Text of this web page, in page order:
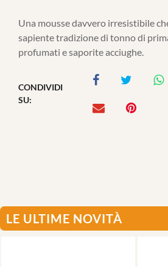
Una mousse davvero irresistibile
sapiente tradizione di tonno di
profumati e saporite acciughe.
CONDIVIDI
SU:
LE ULTIME NOVITÀ